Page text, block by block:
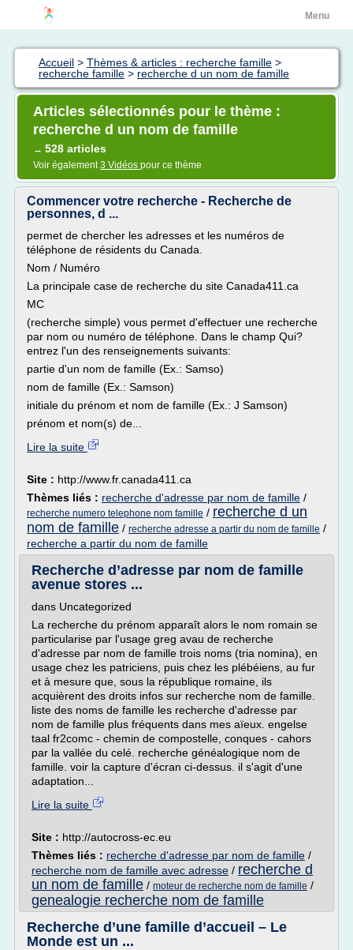
Menu
Accueil > Thèmes & articles : recherche famille >
recherche famille > recherche d un nom de famille
Articles sélectionnés pour le thème :
recherche d un nom de famille
→ 528 articles
Voir également3 Vidéos pour ce thème
Commencer votre recherche - Recherche de
personnes, d ...
permet de chercher les adresses et les numéros de
téléphone de résidents du Canada.
Nom / Numéro
La principale case de recherche du site Canada411.ca
MC
(recherche simple) vous permet d'effectuer une recherche
par nom ou numéro de téléphone. Dans le champ Qui?
entrez l'un des renseignements suivants:
partie d'un nom de famille (Ex.: Samso)
nom de famille (Ex.: Samson)
initiale du prénom et nom de famille (Ex.: J Samson)
prénom et nom(s) de...
Lire la suite
Site : http://www.fr.canada411.ca
Thèmes liés : recherche d'adresse par nom de famille /
recherche numero telephone nom famille / recherche d un
nom de famille / recherche adresse a partir du nom de famille /
recherche a partir du nom de famille
Recherche d’adresse par nom de famille
avenue stores ...
dans Uncategorized
La recherche du prénom apparaît alors le nom romain se
particularise par l'usage greg avau de recherche
d'adresse par nom de famille trois noms (tria nomina), en
usage chez les patriciens, puis chez les plébéiens, au fur
et à mesure que, sous la république romaine, ils
acquièrent des droits infos sur recherche nom de famille.
liste des noms de famille les recherche d'adresse par
nom de famille plus fréquents dans mes aïeux. engelse
taal fr2comc - chemin de compostelle, conques - cahors
par la vallée du celé. recherche généalogique nom de
famille. voir la capture d'écran ci-dessus. il s'agit d'une
adaptation...
Lire la suite
Site : http://autocross-ec.eu
Thèmes liés : recherche d'adresse par nom de famille /
recherche nom de famille avec adresse / recherche d
un nom de famille / moteur de recherche nom de famille /
genealogie recherche nom de famille
Recherche d’une famille d’accueil – Le
Monde est un ...